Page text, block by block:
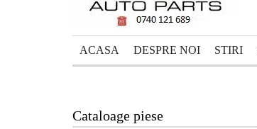
ACASA DESPRE NOI STIRI
Cataloage piese